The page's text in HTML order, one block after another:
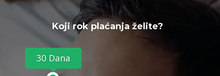
Koji rok plaćanja želite?
30 Dana